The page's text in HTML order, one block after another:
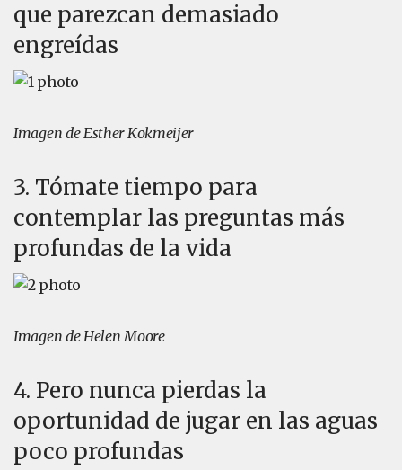
que parezcan demasiado
engreídas
Imagen de Esther Kokmeijer
3. Tómate tiempo para
contemplar las preguntas más
profundas de la vida
Imagen de Helen Moore
4. Pero nunca pierdas la
oportunidad de jugar en las aguas
poco profundas